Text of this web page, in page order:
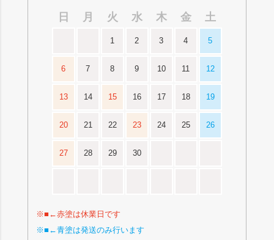
日
月 火 水 木 金 土
1 2 3 4 5
6 7 8 9 10 11 12
13 14 15 16 17 18 19
20 21 22 23 24 25 26
27 28 29 30
※■←赤塗は休業日です
※■←青塗は発送のみ行います